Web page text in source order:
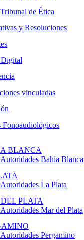
Tribunal de Ética
y Resoluciones
vinculadas
Fonoaudiológicos
BLANCA
Autoridades Bahia Blanca
Autoridades La Plata
PLATA
Autoridades Mar del Plata
Autoridades Pergamino